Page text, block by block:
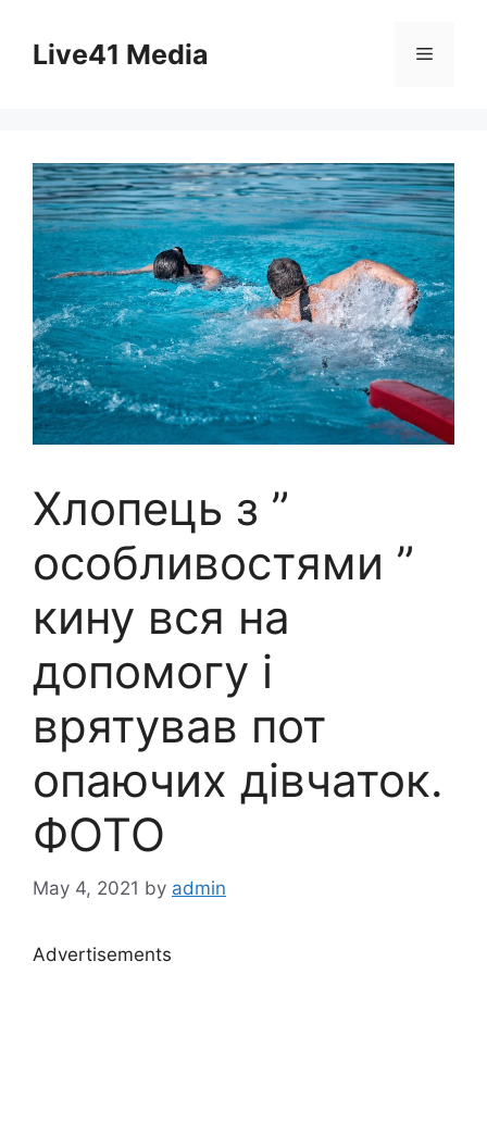
contentLive41 Media Menu
Хлопець з ”
особливостями ”
кину вся на
допомогу і
врятував пот
опаючих дівчаток.
ФОТО
May 4, 2021 by admin
Advertisements